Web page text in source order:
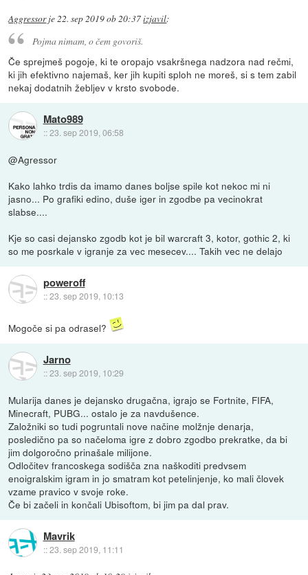
Aggressorje22. sep 2019 ob 20:37izjavil:
Pojma nimam, o čem govoriš.
Če sprejmeš pogoje, ki te oropajo vsakršnega nadzora nad rečmi,
ki jih efektivno najemaš, ker jih kupiti sploh ne moreš, si s tem zabil
nekaj dodatnih žebljev v krsto svobode.
Mato989
::23. sep 2019, 06:58
@Agressor
Kako lahko trdis da imamo danes boljse spile kot nekoc mi ni
jasno... Po grafiki edino, duše iger in zgodbe pa vecinokrat
slabse....
Kje so casi dejansko zgodb kot je bil warcraft 3, kotor, gothic 2, ki
so me posrkale v igranje za vec mesecev.... Takih vec ne delajo
poweroff
::23. sep 2019, 10:13
Mogoče si pa odrasel?
Jarno
::23. sep 2019, 10:29
Mularija danes je dejansko drugačna, igrajo se Fortnite, FIFA,
Minecraft, PUBG... ostalo je za navdušence.
Založniki so tudi pogruntali nove načine molžnje denarja,
posledično pa so načeloma igre z dobro zgodbo prekratke, da bi
jim dolgoročno prinašale milijone.
Odločitev francoskega sodišča zna naškoditi predvsem
enoigralskim igram in jo smatram kot petelinjenje, ko mali človek
vzame pravico v svoje roke.
Če bi začeli in končali Ubisoftom, bi jim pa dal prav.
Mavrik
::23. sep 2019, 11:11